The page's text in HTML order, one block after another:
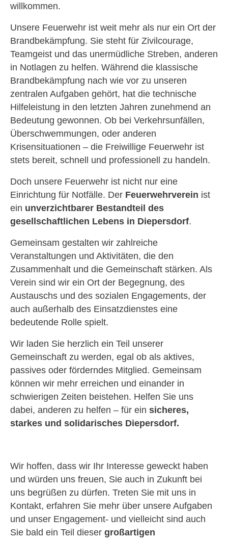
willkommen.
Unsere Feuerwehr ist weit mehr als nur ein Ort der
Brandbekämpfung. Sie steht für Zivilcourage,
Teamgeist und das unermüdliche Streben, anderen
in Notlagen zu helfen. Während die klassische
Brandbekämpfung nach wie vor zu unseren
zentralen Aufgaben gehört, hat die technische
Hilfeleistung in den letzten Jahren zunehmend an
Bedeutung gewonnen. Ob bei Verkehrsunfällen,
Überschwemmungen, oder anderen
Krisensituationen – die Freiwillige Feuerwehr ist
stets bereit, schnell und professionell zu handeln.
Doch unsere Feuerwehr ist nicht nur eine
Einrichtung für Notfälle. Der Feuerwehrverein ist
ein unverzichtbarer Bestandteil des
gesellschaftlichen Lebens in Diepersdorf.
Gemeinsam gestalten wir zahlreiche
Veranstaltungen und Aktivitäten, die den
Zusammenhalt und die Gemeinschaft stärken. Als
Verein sind wir ein Ort der Begegnung, des
Austauschs und des sozialen Engagements, der
auch außerhalb des Einsatzdienstes eine
bedeutende Rolle spielt.
Wir laden Sie herzlich ein Teil unserer
Gemeinschaft zu werden, egal ob als aktives,
passives oder förderndes Mitglied. Gemeinsam
können wir mehr erreichen und einander in
schwierigen Zeiten beistehen. Helfen Sie uns
dabei, anderen zu helfen – für ein sicheres,
starkes und solidarisches Diepersdorf.
Wir hoffen, dass wir Ihr Interesse geweckt haben
und würden uns freuen, Sie auch in Zukunft bei
uns begrüßen zu dürfen. Treten Sie mit uns in
Kontakt, erfahren Sie mehr über unsere Aufgaben
und unser Engagement- und vielleicht sind auch
Sie bald ein Teil dieser großartigen